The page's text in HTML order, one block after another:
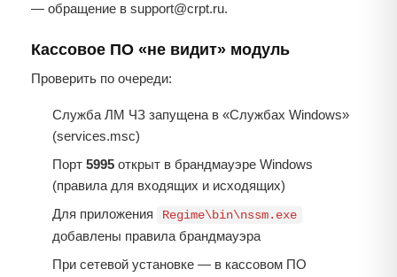
— обращение в support@crpt.ru.
Кассовое ПО «не видит» модуль
Проверить по очереди:
Служба ЛМ ЧЗ запущена в «Службах Windows»
(services.msc)
Порт 5995 открыт в брандмауэре Windows
(правила для входящих и исходящих)
Для приложения
Regime\bin\nssm.exe
добавлены правила брандмауэра
При сетевой установке — в кассовом ПО